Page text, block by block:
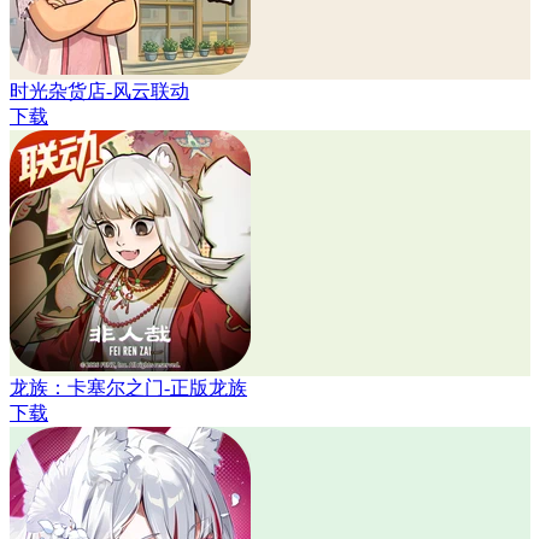
时光杂货店-风云联动
下载
龙族：卡塞尔之门-正版龙族
下载